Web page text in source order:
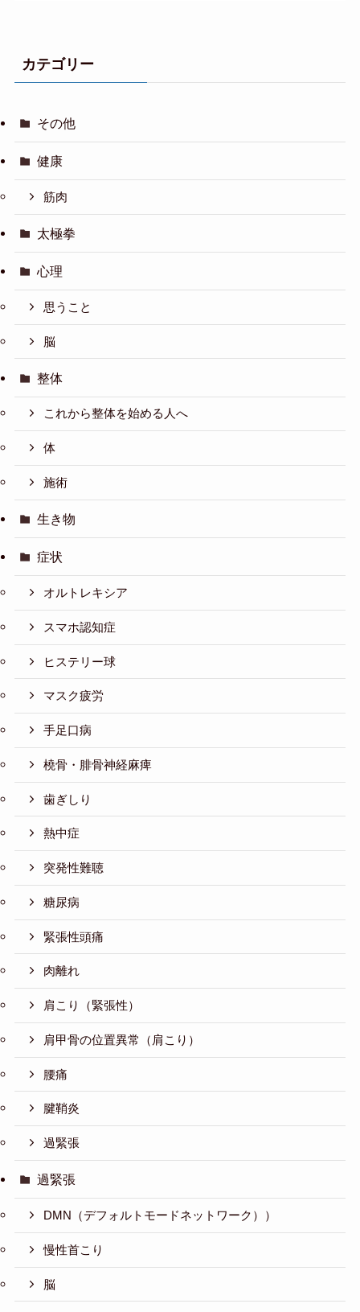
カテゴリー
その他
健康
筋肉
太極拳
心理
思うこと
脳
整体
これから整体を始める人へ
体
施術
生き物
症状
オルトレキシア
スマホ認知症
ヒステリー球
マスク疲労
手足口病
橈骨・腓骨神経麻痺
歯ぎしり
熱中症
突発性難聴
糖尿病
緊張性頭痛
肉離れ
肩こり（緊張性）
肩甲骨の位置異常（肩こり）
腰痛
腱鞘炎
過緊張
過緊張
DMN（デフォルトモードネットワーク））
慢性首こり
脳